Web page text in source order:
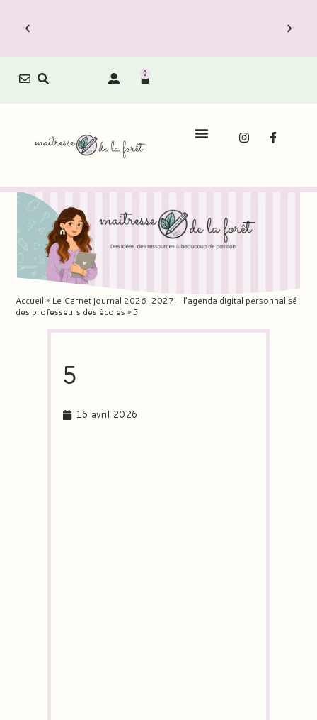
0
Accueil » Le Carnet journal 2026-2027 – l’agenda digital personnalisé
des professeurs des écoles »5
5
16 avril 2026